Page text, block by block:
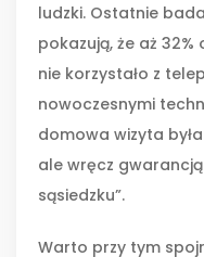
ludzki. Ostatnie
pokazują, że aż
nie korzystało z
nowoczesnymi
domowa wizyta
ale wręcz
sąsiedzku”.
Warto przy tym